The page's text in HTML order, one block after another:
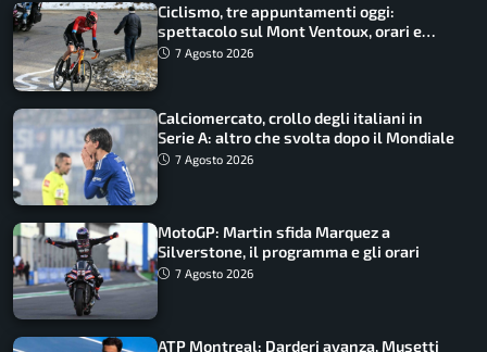
Ciclismo, tre appuntamenti oggi:
spettacolo sul Mont Ventoux, orari e
come vederli
7 Agosto 2026
Calciomercato, crollo degli italiani in
Serie A: altro che svolta dopo il Mondiale
7 Agosto 2026
MotoGP: Martin sfida Marquez a
Silverstone, il programma e gli orari
7 Agosto 2026
ATP Montreal: Darderi avanza, Musetti